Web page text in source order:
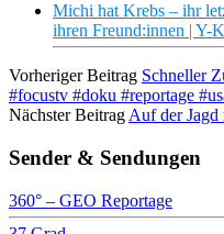
Michi hat Krebs – ihr
ihren Freund:innen | Y-
Vorheriger Beitrag Schneller
#focustv #doku #reportage
Nächster Beitrag Auf der Jagd
Sender & Sendungen
360° – GEO Reportage